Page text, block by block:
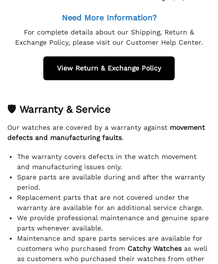
Need More Information?
For complete details about our Shipping, Return &
Exchange Policy, please visit our Customer Help Center.
View Return & Exchange Policy
🛡 Warranty & Service
Our watches are covered by a warranty against movement
defects and manufacturing faults.
The warranty covers defects in the watch movement
and manufacturing issues only.
Spare parts are available during and after the warranty
period.
Replacement parts that are not covered under the
warranty are available for an additional service charge.
We provide professional maintenance and genuine spare
parts whenever available.
Maintenance and spare parts services are available for
customers who purchased from Catchy Watchesas well
as customers who purchased their watches from other